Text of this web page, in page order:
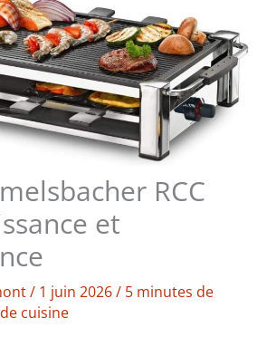
RCC
et
/ 1 juin 2026/ 5 minutes de
cuisine